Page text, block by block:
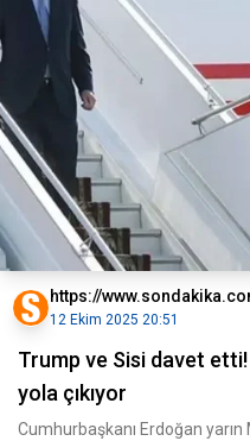
https://
12 Ekim 2025 20:51
Trump ve Sisi davet
yola çıkıyor
Cumhurbaşkanı Erdoğan